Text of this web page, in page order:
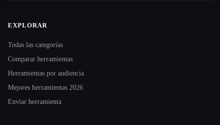
Site navigation
EXPLORAR
Todas las categorías
Comparar herramientas
Herramientas por audiencia
Mejores herramientas 2026
Enviar herramienta